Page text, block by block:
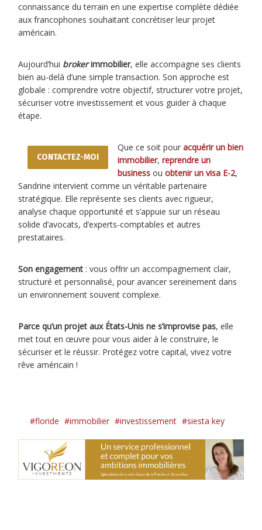
connaissance du terrain en une expertise complète dédiée
aux francophones souhaitant concrétiser leur projet
américain.
Aujourd’hui brokerimmobilier, elle accompagne ses clients
bien au-delà d’une simple transaction. Son approche est
globale : comprendre votre objectif, structurer votre projet,
sécuriser votre investissement et vous guider à chaque
étape.
CONTACTEZ-MOI
Que ce soit pouracquérir un bien
immobilier,reprendre un
business ouobtenir un visa E-2,
Sandrine intervient comme un véritable partenaire
stratégique. Elle représente ses clients avec rigueur,
analyse chaque opportunité et s’appuie sur un réseau
solide d’avocats, d’experts-comptables et autres
prestataires.
Son engagement : vous offrir un accompagnement clair,
structuré et personnalisé, pour avancer sereinement dans
un environnement souvent complexe.
Parce qu’un projet aux États-Unis ne s’improvise pas, elle
met tout en œuvre pour vous aider à le construire, le
sécuriser et le réussir. Protégez votre capital, vivez votre
rêve américain !
floride immobilier investissement siesta key